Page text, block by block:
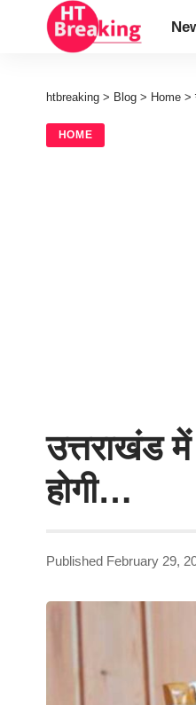
htbreaking > Blog > Home >
HOME
उत्तराखंड
होगी…
Published February 29,